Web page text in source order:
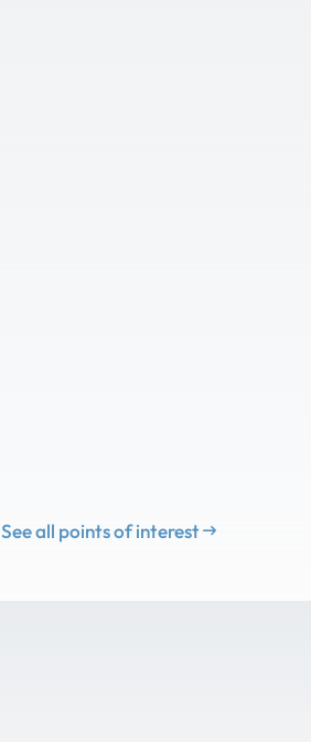
See all points of interest